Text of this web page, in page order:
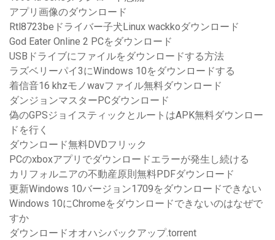
アプリ画像のダウンロード
Rtl8723beドライバー子犬Linux wackkoダウンロード
God Eater Online 2 PCをダウンロード
USBドライブにファイルをダウンロードする方法
ラズベリーパイ3にWindows 10をダウンロードする
着信音16 khzモノwavファイル無料ダウンロード
ダンジョンマスターPCダウンロード
偽のGPSジョイスティックとルートはAPK無料ダウンロー
ドを行く
ダウンロード無料DVDフリック
PCのxboxアプリでダウンロードエラーが発生し続ける
カリフォルニアの不動産原則無料PDFダウンロード
更新Windows 10バージョン1709をダウンロードできない
Windows 10にChromeをダウンロードできないのはなぜで
すか
ダウンロードオオハシバックアップ.torrent